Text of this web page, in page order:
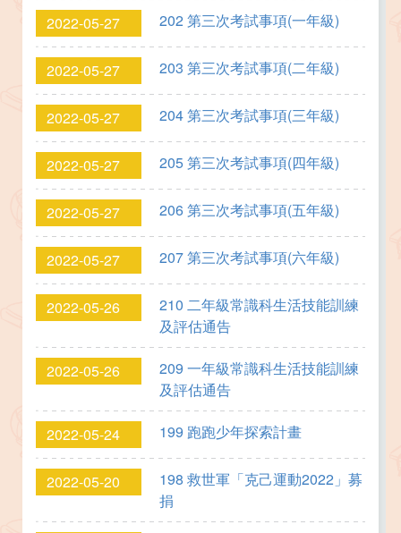
2022-05-27 202 第三次考試事項(一年級)
2022-05-27 203 第三次考試事項(二年級)
2022-05-27 204 第三次考試事項(三年級)
2022-05-27 205 第三次考試事項(四年級)
2022-05-27 206 第三次考試事項(五年級)
2022-05-27 207 第三次考試事項(六年級)
2022-05-26
210 二年級常識科生活技能訓練
及評估通告
2022-05-26
209 一年級常識科生活技能訓練
及評估通告
2022-05-24 199 跑跑少年探索計畫
2022-05-20
198 救世軍「克己運動2022」募
捐